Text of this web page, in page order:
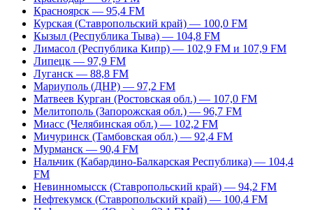
Красноярск — 95,4 FM
Курская (Ставропольский край) — 100,0 FM
Кызыл (Республика Тыва) — 104,8 FM
Лимасол (Республика Кипр) — 102,9 FM и 107,9 FM
Липецк — 97,9 FM
Луганск — 88,8 FM
Мариуполь (ДНР) — 97,2 FM
Матвеев Курган (Ростовская обл.) — 107,0 FM
Мелитополь (Запорожская обл.) — 96,7 FM
Миасс (Челябинская обл.) — 102,2 FM
Мичуринск (Тамбовская обл.) — 92,4 FM
Мурманск — 90,4 FM
Нальчик (Кабардино-Балкарская Республика) — 104,4
FM
Невинномысск (Ставропольский край) — 94,2 FM
Нефтекумск (Ставропольский край) — 100,4 FM